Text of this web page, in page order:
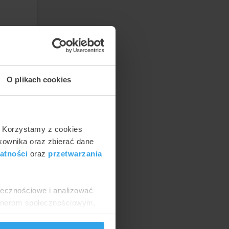
O plikach cookies
z cookies
oraz zbierać dane
oraz przetwarzania
i analizować
społecznościowym,
od Ciebie lub
2
zł,